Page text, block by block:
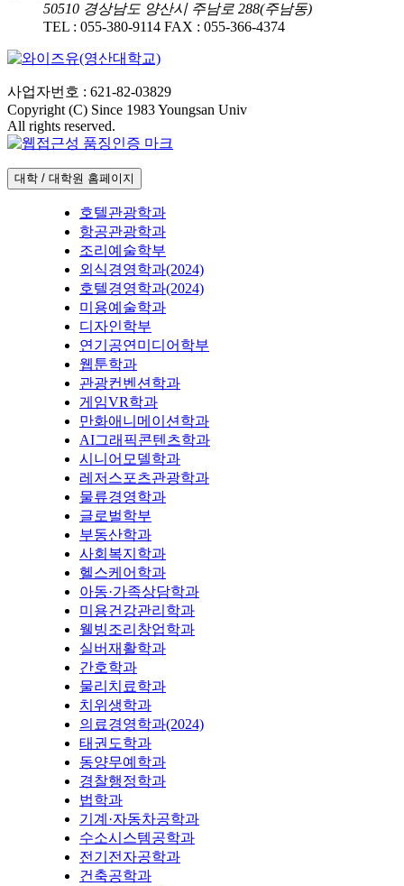
50510 경상남도 양산시 주남로 288(주남동)
TEL : 055-380-9114 FAX : 055-366-4374
사업자번호 : 621-82-03829
Copyright (C) Since 1983 Youngsan Univ
All rights reserved.
대학 / 대학원 홈페이지
호텔관광학과
항공관광학과
조리예술학부
외식경영학과(2024)
호텔경영학과(2024)
미용예술학과
디자인학부
연기공연미디어학부
웹툰학과
관광컨벤션학과
게임VR학과
만화애니메이션학과
AI그래픽콘텐츠학과
시니어모델학과
레저스포츠관광학과
물류경영학과
글로벌학부
부동산학과
사회복지학과
헬스케어학과
아동·가족상담학과
미용건강관리학과
웰빙조리창업학과
실버재활학과
간호학과
물리치료학과
치위생학과
의료경영학과(2024)
태권도학과
동양무예학과
경찰행정학과
법학과
기계·자동차공학과
수소시스템공학과
전기전자공학과
건축공학과